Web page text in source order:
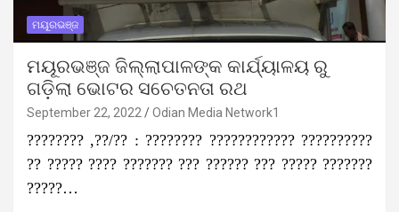
ମୟୂରଭଞ୍ଜ
ମୟୂରଭଞ୍ଜ ଜିଲ୍ଲାପାଳଙ୍କ କାର୍ଯ୍ୟାଳୟ ରୁ
ଗଡ଼ିଲା ଭୋଟର ସଚେତନତା ରଥ
September 22, 2022 Odian Media Network1
???????? ,??/?? : ???????? ???????????? ??????????
?? ????? ???? ??????? ??? ?????? ??? ????? ???????
?????…